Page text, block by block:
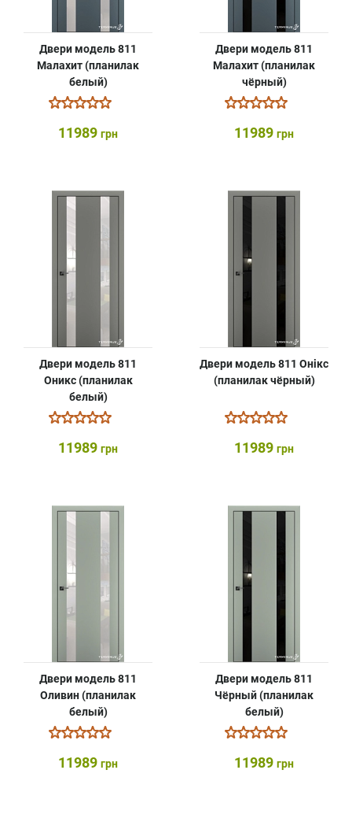
Двери модель 811
Малахит (планилак
белый)
11989 грн
Двери модель 811
Малахит (планилак
чёрный)
11989 грн
Двери модель 811
Оникс (планилак
белый)
11989 грн
Двери модель 811 Онікс
(планилак чёрный)
11989 грн
Двери модель 811
Оливин (планилак
белый)
11989 грн
Двери модель 811
Чёрный (планилак
белый)
11989 грн